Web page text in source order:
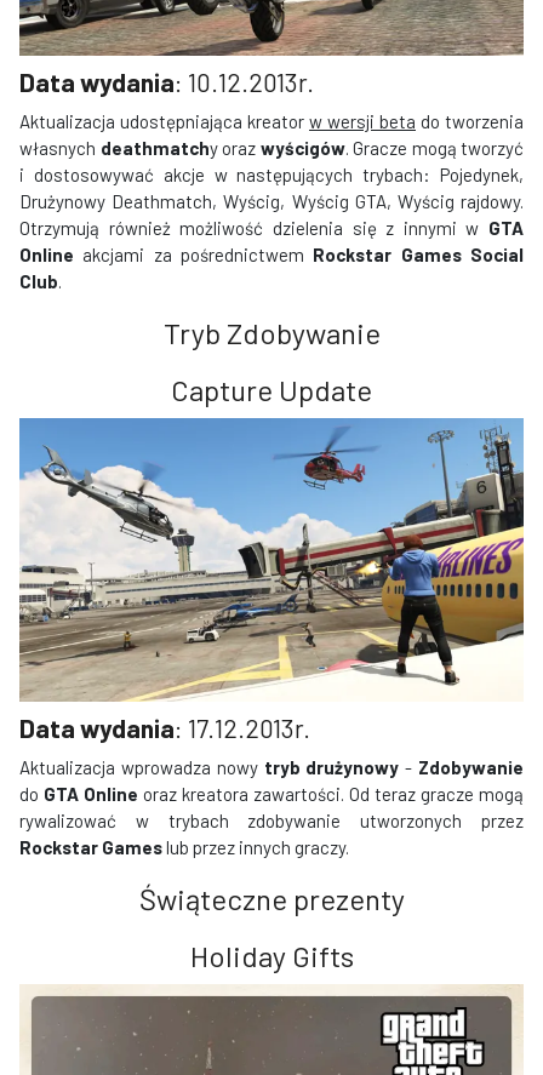
Data wydania: 10.12.2013r.
Aktualizacja udostępniająca kreator w wersji beta do tworzenia
własnych deathmatchy oraz wyścigów. Gracze mogą tworzyć
i dostosowywać akcje w następujących trybach: Pojedynek,
Drużynowy Deathmatch, Wyścig, Wyścig GTA, Wyścig rajdowy.
Otrzymują również możliwość dzielenia się z innymi w GTA
Online akcjami za pośrednictwem Rockstar Games Social
Club.
Tryb Zdobywanie
Capture Update
Data wydania: 17.12.2013r.
Aktualizacja wprowadza nowy tryb drużynowy - Zdobywanie
do GTA Online oraz kreatora zawartości. Od teraz gracze mogą
rywalizować w trybach zdobywanie utworzonych przez
Rockstar Gameslub przez innych graczy.
Świąteczne prezenty
Holiday Gifts